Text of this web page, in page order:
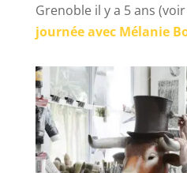
Grenoble il y a 5 ans
journée avec Mélanie